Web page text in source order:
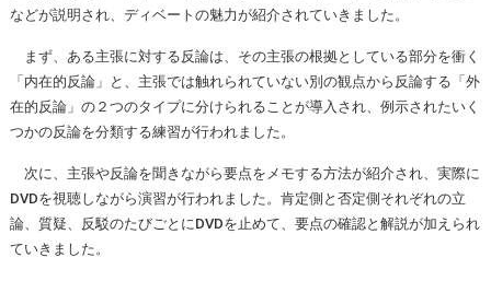
などが説明され、ディベートの魅力が紹介されていきました。
まず、ある主張に対する反論は、その主張の根拠としている部分を衝く
「内在的反論」と、主張では触れられていない別の観点から反論する「外
在的反論」の２つのタイプに分けられることが導入され、例示されたいく
つかの反論を分類する練習が行われました。
次に、主張や反論を聞きながら要点をメモする方法が紹介され、実際に
DVDを視聴しながら演習が行われました。肯定側と否定側それぞれの立
論、質疑、反駁のたびごとにDVDを止めて、要点の確認と解説が加えられ
ていきました。